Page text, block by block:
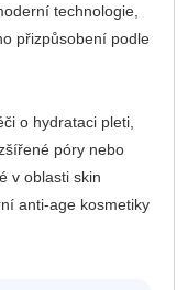
technologie,
přizpůsobení podle
o hydrataci pleti,
póry nebo
v oblasti skin
anti-age kosmetiky